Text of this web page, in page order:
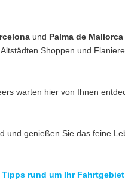
und Palma de Mallorca
Shoppen und
warten hier von Ihnen
und genießen Sie das feine
rund um Ihr Fahrtgebiet